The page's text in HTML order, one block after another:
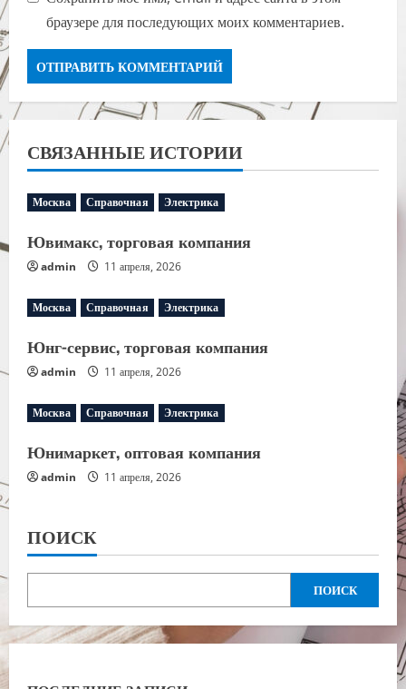
браузере для последующих моих комментариев.
СВЯЗАННЫЕ ИСТОРИИ
Москва Справочная Электрика
Ювимакс, торговая компания
admin 11 апреля, 2026
Москва Справочная Электрика
Юнг-сервис, торговая компания
admin 11 апреля, 2026
Москва Справочная Электрика
Юнимаркет, оптовая компания
admin 11 апреля, 2026
ПОИСК
ПОИСК